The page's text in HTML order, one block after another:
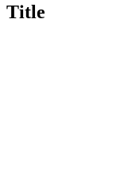
Title